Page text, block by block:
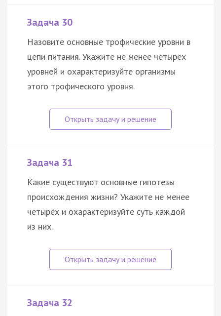
Задача 30
Назовите основные трофические уровни в
цепи питания. Укажите не менее четырёх
уровней и охарактеризуйте организмы
этого трофического уровня.
Задача 31
Какие существуют основные гипотезы
происхождения жизни? Укажите не менее
четырёх и охарактеризуйте суть каждой
из них.
Задача 32